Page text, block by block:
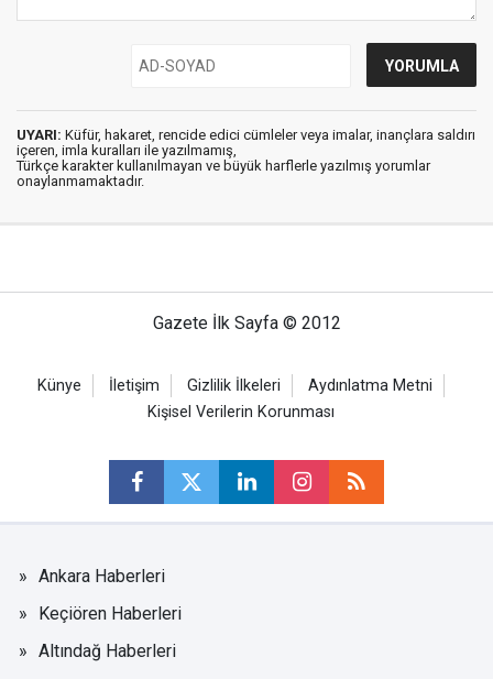
UYARI: Küfür, hakaret, rencide edici cümleler veya imalar, inançlara saldırı
içeren, imla kuralları ile yazılmamış,
Türkçe karakter kullanılmayan ve büyük harflerle yazılmış yorumlar
onaylanmamaktadır.
Gazete İlk Sayfa © 2012
Künye İletişim Gizlilik İlkeleri
Aydınlatma Metni
Kişisel Verilerin Korunması
Ankara Haberleri
Keçiören Haberleri
Altındağ Haberleri